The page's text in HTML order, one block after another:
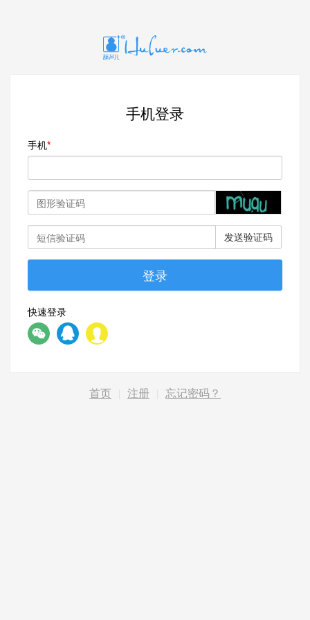
手机登录
手机
发送验证码
登录
快速登录
首页 注册 忘记密码？